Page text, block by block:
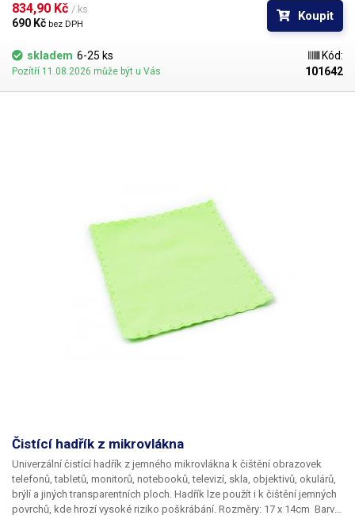
povrchů materiálů (defektoskopie), kontrolu elektronických součástek,
ke kontrole desek plošných spojů, ke čtení označení SMD součástek a
naklápět a zapíná se na obou stranách samostatně otočným vypínačem.
K napájení slouží tři baterie LR1130 (tři pro jednu LED). Pravá i levá lupa
834,90 Kč / ks
690 Kč bez DPH
Koupit
skladem 6-25 ks
Pozítří 11.08.2026 může být u Vás
Kód:
101642
Čistící hadřík z mikrovlákna
Univerzální čistící hadřík z jemného mikrovlákna k čištění obrazovek
telefonů, tabletů, monitorů, notebooků, televizí, skla, objektivů, okulárů,
brýlí a jiných transparentních ploch. Hadřík lze použít i k čištění jemných
povrchů, kde hrozí vysoké riziko poškrábání. Rozměry: 17 x 14cm Barva